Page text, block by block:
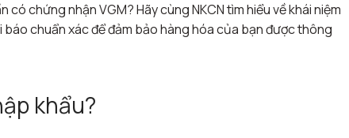
chứng nhận VGM? Hãy cùng NKCN tìm hiểu về khái niệm
chuẩn xác để đảm bảo hàng hóa của bạn được thông
khẩu?